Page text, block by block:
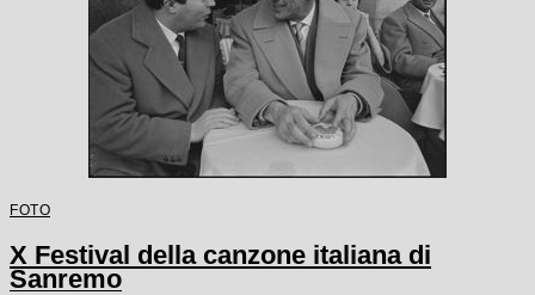
FOTO
X Festival della canzone italiana di
Sanremo